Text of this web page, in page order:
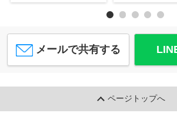
メールで共有する
ページトップへ